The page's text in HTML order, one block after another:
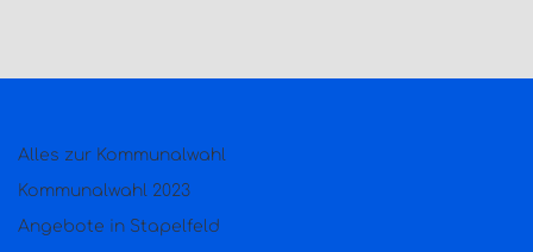
Alles zur Kommunalwahl
Kommunalwahl 2023
Angebote in Stapelfeld